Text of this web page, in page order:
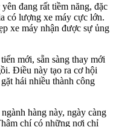
đang rất tiềm năng, đặc
có lượng xe máy cực lớn.
xe máy nhận được sự ủng
mới, sẵn sàng thay mới
Điều này tạo ra cơ hội
hái nhiều thành công
hàng này, ngày càng
chí có những nơi chỉ